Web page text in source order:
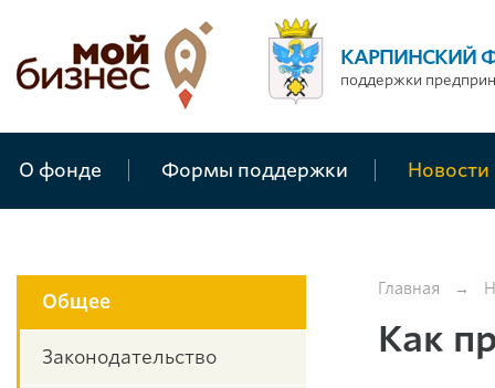
КАРПИНСКИЙ
поддержки
О фонде Формы поддержки Новости
Общее
Законодательство
Главная →
Как